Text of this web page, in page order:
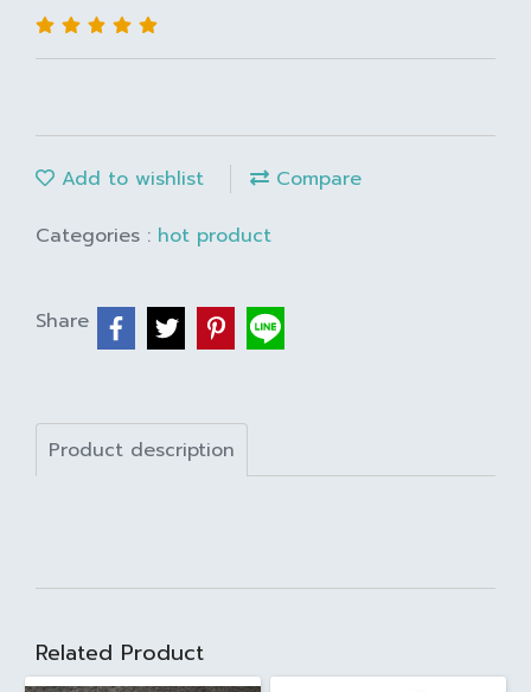
Add to wishlist
Compare
Categories : hot product
Share
Product description
Related Product